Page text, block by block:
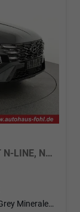
N Line Mild-Hybrid 2WD 1.6 T-GDI DCT N-LINE, Navi, 19-Zoll, Teilleder
Ecotronic Grey Mineraleffekt